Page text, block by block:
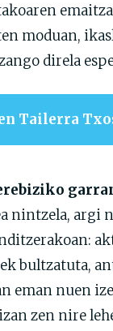
moduan,
direla
Tailerra
nintzela, argi
bultzatuta,
eman nuen
zen nire